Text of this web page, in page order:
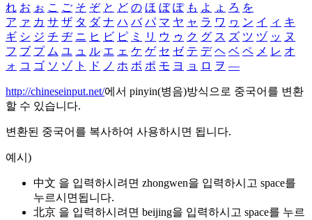
れ お ぉ こ ご そ ぞ と ど の ほ ぼ ぽ も よ ょ ろ を
ア ァ カ サ ザ タ ダ ナ ハ バ パ マ ヤ ャ ラ ワ ヮ ン イ ィ キ
ギ シ ジ チ ヂ ニ ヒ ビ ピ ミ リ ウ ゥ ク グ ス ズ ツ ヅ ッ ヌ
フ ブ プ ム ユ ュ ル エ ェ ケ ゲ セ ゼ テ デ ヘ ベ ペ メ レ オ
ォ コ ゴ ソ ゾ ト ド ノ ホ ボ ポ モ ヨ ョ ロ ヲ ―
http://chineseinput.net/에서 pinyin(병음)방식으로 중국어를 변환
할 수 있습니다.
변환된 중국어를 복사하여 사용하시면 됩니다.
예시)
中文 을 입력하시려면 zhongwen을 입력하시고 space를
누르시면됩니다.
北京 을 입력하시려면 beijing을 입력하시고 space를 누르